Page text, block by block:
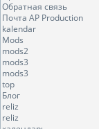
Обратная связь
Почта AP Production
kalendar
Mods
mods2
mods3
mods3
top
Блог
reliz
reliz